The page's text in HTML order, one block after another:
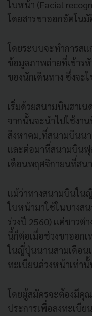
ใบหน้า (Facial
โดยสารขาออกอัตโนมั
โดยระบบจะทำการส
ข้อมูลภาพถ่ายที่เข้าร
ของนักเดินทาง ซึ่งจะ
เริ่มด้วยสนามบินฮาเน
จากนั้นจะนำไปใช้งา
สิงหาคม,ที่สนามบินน
และต่อมาที่สนามบินฟุ
เดือนพฤศจิกายนที่สน
แม้ว่าทางสนามบินใน
ใบหน้ามาใช้ในบางส
ร่วงปี 2560) แต่ชาวต่
นี้ก็ต่อเมื่อช่วงขาออก
ในญี่ปุ่นนานสามเดือน
ทะเบียนล่วงหน้าเท่านั้
โดยผู้สมัครจะต้องมีคุ
ประการเพื่อลงทะเบีย